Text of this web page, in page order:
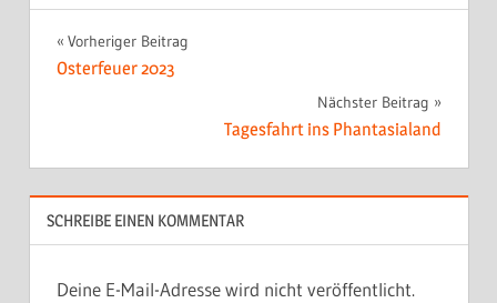
Beitragsnavigation
Vorheriger Beitrag
Osterfeuer 2023
Nächster Beitrag
Tagesfahrt ins Phantasialand
SCHREIBE EINEN KOMMENTAR
Deine E-Mail-Adresse wird nicht veröffentlicht.